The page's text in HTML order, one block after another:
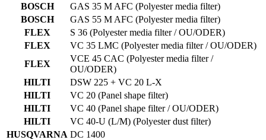
BOSCH GAS 35 M AFC (Polyester media filter)
BOSCH
GAS 55 M AFC (Polyester media filter)
FLEX
S 36 (Polyester media filter / OU/ODER)
FLEX
VC 35 LMC (Polyester media filter / OU/ODER)
FLEX
VCE 45 CAC (Polyester media filter /
OU/ODER)
HILTI
DSW 225 + VC 20 L-X
HILTI
VC 20 (Panel shape filter)
HILTI
VC 40 (Panel shape filter / OU/ODER)
HILTI
VC 40-U (L/M) (Polyester dust filter)
HUSQVARNA DC 1400